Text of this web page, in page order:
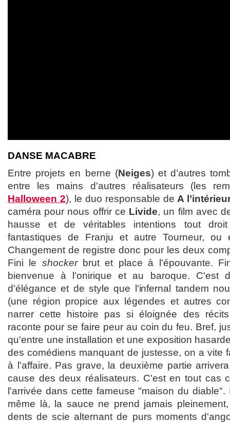
DANSE MACABRE
Entre projets en berne (Neiges) et d’autres
entre les mains d'autres réalisateurs (les
Halloween 2), le duo responsable de A
caméra pour nous offrir ce Livide, un film avec
hausse et de véritables intentions tout
fantastiques de Franju et autre Tourneur, ou
Changement de registre donc pour les deux
Fini le shockerbrut et place à l'épouvante.
bienvenue à l'onirique et au baroque. C'est
d'élégance et de style que l'infernal tandem
(une région propice aux légendes et autres
narrer cette histoire pas si éloignée des
raconte pour se faire peur au coin du feu. Bref,
qu'entre une installation et une exposition
des comédiens manquant de justesse, on a vite
à l'affaire. Pas grave, la deuxième partie
cause des deux réalisateurs. C'est en tout cas
l'arrivée dans cette fameuse "maison du diable".
même là, la sauce ne prend jamais
dents de scie alternant de purs moments